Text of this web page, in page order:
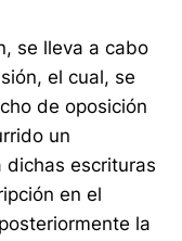
se lleva a cabo
el cual, se
de oposición
un
escrituras
en el
la